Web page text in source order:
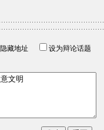
隐藏地址
设为辩论话题